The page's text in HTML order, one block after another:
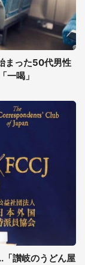
まった50代男性
一喝」
「讃岐のうどん屋